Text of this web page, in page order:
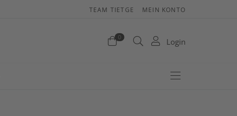
TEAM TIETGE MEIN KONTO
0 Login